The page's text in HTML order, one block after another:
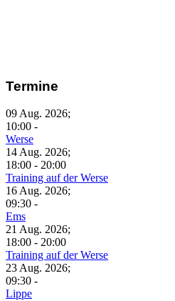
Termine
09 Aug. 2026;
10:00 -
Werse
14 Aug. 2026;
18:00 - 20:00
Training auf der Werse
16 Aug. 2026;
09:30 -
Ems
21 Aug. 2026;
18:00 - 20:00
Training auf der Werse
23 Aug. 2026;
09:30 -
Lippe